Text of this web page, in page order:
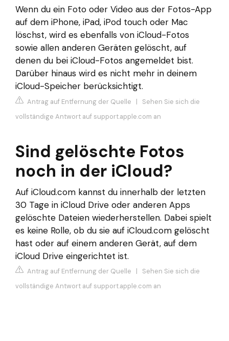
Wenn du ein Foto oder Video aus der Fotos-App
auf dem iPhone, iPad, iPod touch oder Mac
löschst, wird es ebenfalls von iCloud-Fotos
sowie allen anderen Geräten gelöscht, auf
denen du bei iCloud-Fotos angemeldet bist.
Darüber hinaus wird es nicht mehr in deinem
iCloud-Speicher berücksichtigt.
Antrag auf Entfernung der Quelle | Sehen Sie sich die
vollständige Antwort auf support.apple.com an
Sind gelöschte Fotos
noch in der iCloud?
Auf iCloud.com kannst du innerhalb der letzten
30 Tage in iCloud Drive oder anderen Apps
gelöschte Dateien wiederherstellen. Dabei spielt
es keine Rolle, ob du sie auf iCloud.com gelöscht
hast oder auf einem anderen Gerät, auf dem
iCloud Drive eingerichtet ist.
Antrag auf Entfernung der Quelle | Sehen Sie sich die
vollständige Antwort auf support.apple.com an